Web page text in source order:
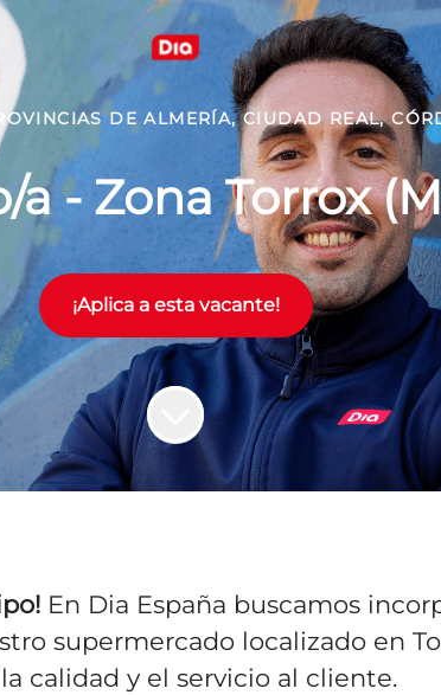
DE ALMERÍA, CIUDAD REAL,
a - Zona Torrox
¡Aplica a esta vacante!
En Dia España buscamos
supermercado localizado en
calidad y el servicio al cliente.